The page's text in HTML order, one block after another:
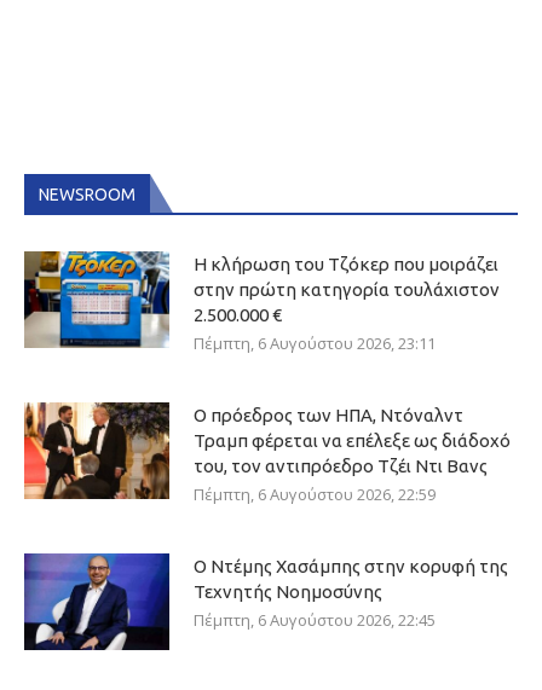
NEWSROOM
Η κλήρωση του Τζόκερ που μοιράζει
στην πρώτη κατηγορία τουλάχιστον
2.500.000 €
Πέμπτη, 6 Αυγούστου 2026, 23:11
Ο πρόεδρος των ΗΠΑ, Ντόναλντ
Τραμπ φέρεται να επέλεξε ως διάδοχό
του, τον αντιπρόεδρο Τζέι Ντι Βανς
Πέμπτη, 6 Αυγούστου 2026, 22:59
Ο Ντέμης Χασάμπης στην κορυφή της
Τεχνητής Νοημοσύνης
Πέμπτη, 6 Αυγούστου 2026, 22:45